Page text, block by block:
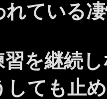
ている
を継続
しても止